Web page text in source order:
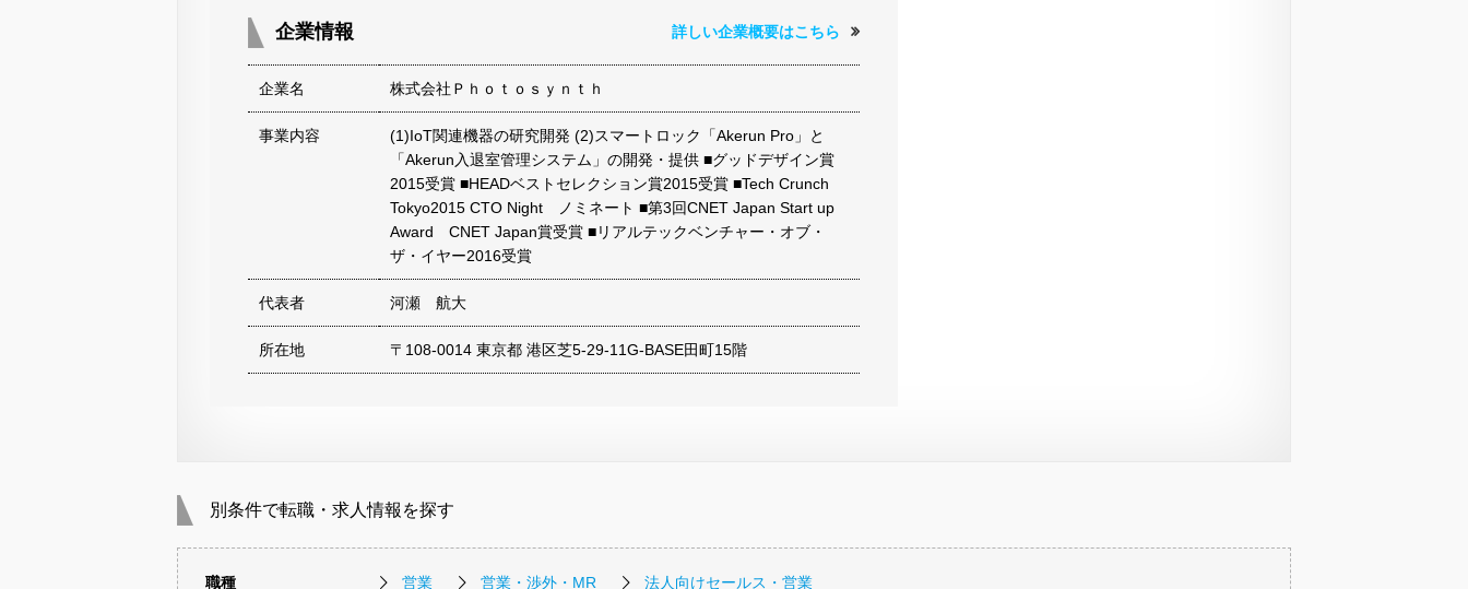
企業情報 詳しい企業概要はこちら
企業名 株式会社Ｐｈｏｔｏｓｙｎｔｈ
事業内容
(1)IoT関連機器の研究開発 (2)スマートロック「Akerun Pro」と
「Akerun入退室管理システム」の開発・提供 ■グッドデザイン賞
2015受賞 ■HEADベストセレクション賞2015受賞 ■Tech Crunch
Tokyo2015 CTO Night ノミネート ■第3回CNET Japan Start up
Award CNET Japan賞受賞 ■リアルテックベンチャー・オブ・
ザ・イヤー2016受賞
代表者 河瀬 航大
所在地 〒108-0014 東京都 港区芝5-29-11G-BASE田町15階
別条件で転職・求人情報を探す
職種 営業 営業・渉外・MR 法人向けセールス・営業